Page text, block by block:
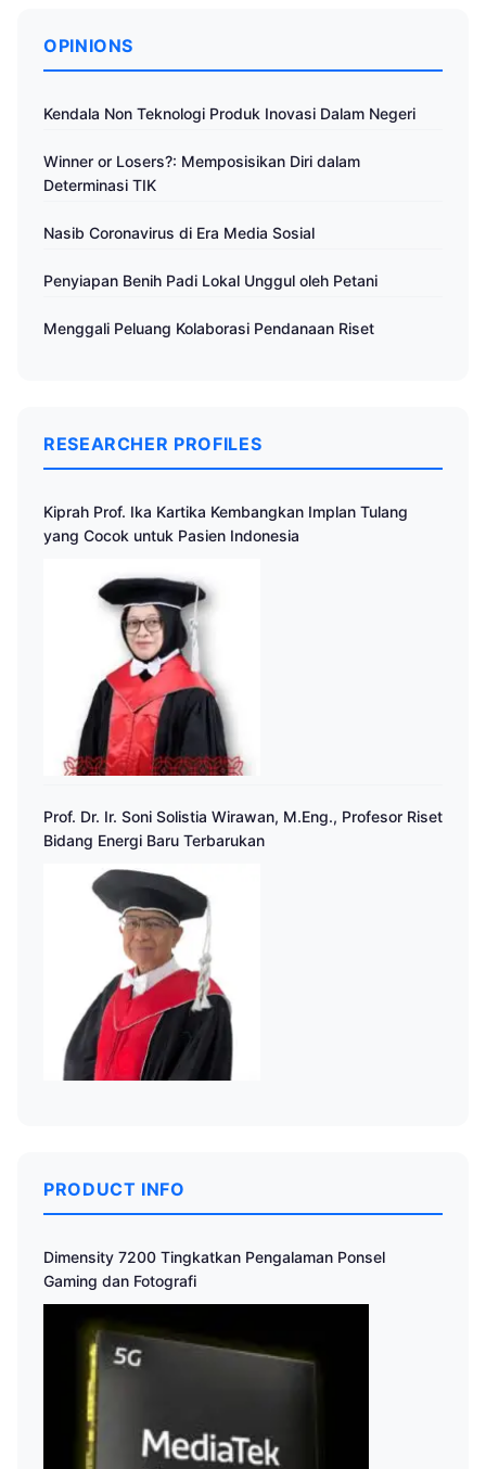
OPINIONS
Kendala Non Teknologi Produk Inovasi Dalam Negeri
Winner or Losers?: Memposisikan Diri dalam
Determinasi TIK
Nasib Coronavirus di Era Media Sosial
Penyiapan Benih Padi Lokal Unggul oleh Petani
Menggali Peluang Kolaborasi Pendanaan Riset
RESEARCHER PROFILES
Kiprah Prof. Ika Kartika Kembangkan Implan Tulang
yang Cocok untuk Pasien Indonesia
Prof. Dr. Ir. Soni Solistia Wirawan, M.Eng., Profesor Riset
Bidang Energi Baru Terbarukan
PRODUCT INFO
Dimensity 7200 Tingkatkan Pengalaman Ponsel
Gaming dan Fotografi